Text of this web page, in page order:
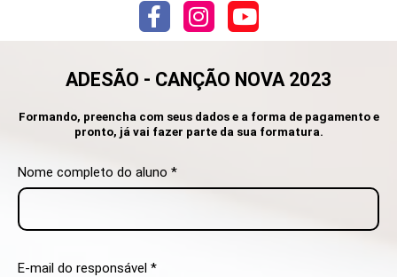
ADESÃO - CANÇÃO NOVA 2023
Formando, preencha com seus dados e a forma de pagamento e
pronto, já vai fazer parte da sua formatura.
Nome completo do aluno *
E-mail do responsável *